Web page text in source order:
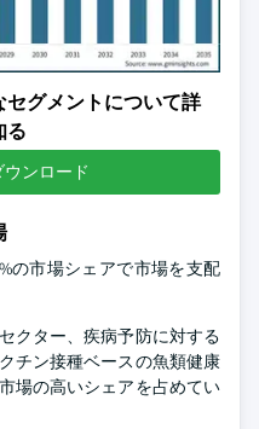
グメントについて詳
る
ウンロード
の市場シェアで市場を支配
クター、疾病予防に対する
チン接種ベースの魚類健康
場の高いシェアを占めてい